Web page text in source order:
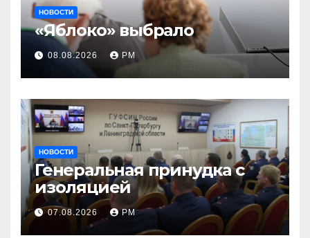
НОВОСТИ
«Яблоко» выбрало
08.08.2026 РМ
НОВОСТИ
Генеральная принудка с
изоляцией
07.08.2026 РМ